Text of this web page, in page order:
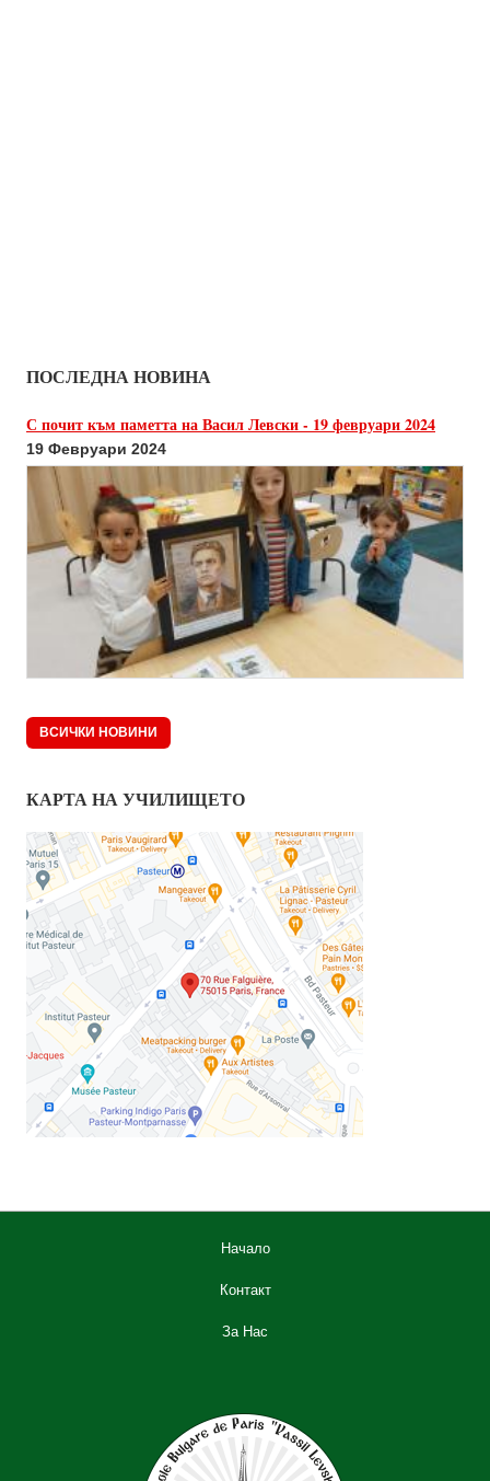
ПОСЛЕДНА НОВИНА
С почит към паметта на Васил Левски - 19 февруари 2024
19 Февруари 2024
ВСИЧКИ НОВИНИ
КАРТА НА УЧИЛИЩЕТО
Начало
Контакт
За Нас